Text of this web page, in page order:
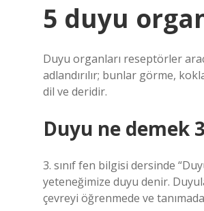
5 duyu
Duyu organları reseptörler
adlandırılır; bunlar görme,
dil ve deridir.
Duyu ne demek
3. sınıf fen bilgisi dersinde
yeteneğimize duyu denir.
çevreyi öğrenmede ve